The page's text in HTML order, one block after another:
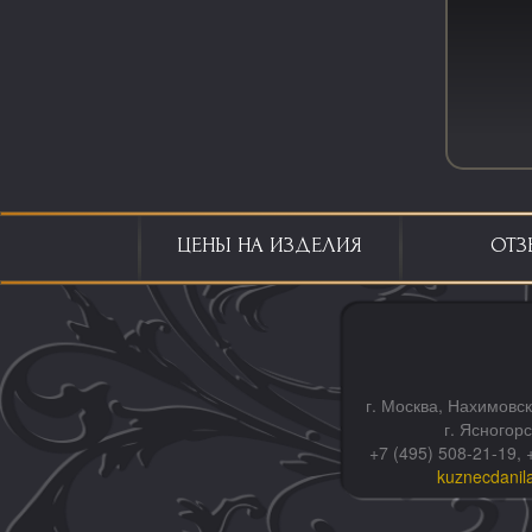
ЦЕНЫ НА ИЗДЕЛИЯ
г. Москва,
г.
+7 (495) 508-21-19,